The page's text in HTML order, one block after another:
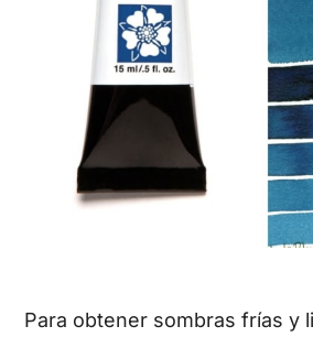
Contáctanos
Suscribir
Para obtener sombras frías y